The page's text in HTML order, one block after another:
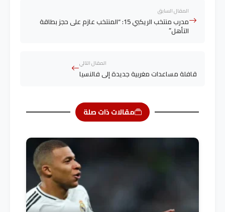
المقال السابق
مدرب منتخب الريكبي 15: “المنتخب عازم على حجز بطاقة
التأهل”
المقال التالي
قافلة مساعدات مغربية جديدة إلى فالنسيا
مقالات ذات صلة